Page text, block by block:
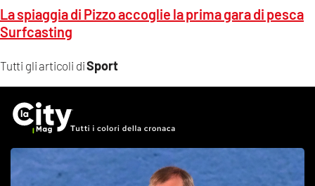
Tutti gli articoli diSport
La spiaggia di Pizzo accoglie la prima gara di pesca
Surfcasting